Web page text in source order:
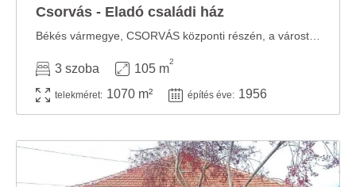
Csorvás - Eladó családi ház
3 szoba 105 m
2
telekméret: 1070 m² építés éve: 1956